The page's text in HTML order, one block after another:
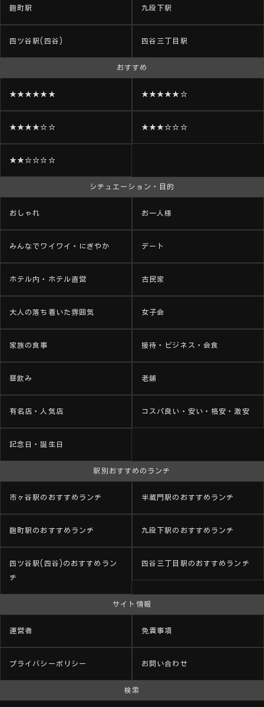
麹町駅 九段下駅
四ツ谷駅(四谷) 四谷三丁目駅
おすすめ
★★★★★★ ★★★★★☆
★★★★☆☆ ★★★☆☆☆
★★☆☆☆☆
シチュエーション・目的
おしゃれ お一人様
みんなでワイワイ・にぎやか デート
ホテル内・ホテル直営 古民家
大人の落ち着いた雰囲気 女子会
家族の食事 接待・ビジネス・会食
昼飲み 老舗
有名店・人気店 コスパ良い・安い・格安・激安
記念日・誕生日
駅別おすすめのランチ
市ヶ谷駅のおすすめランチ 半蔵門駅のおすすめランチ
麹町駅のおすすめランチ 九段下駅のおすすめランチ
四ツ谷駅(四谷)のおすすめラン
チ
四谷三丁目駅のおすすめランチ
サイト情報
運営者 免責事項
プライバシーポリシー お問い合わせ
検索